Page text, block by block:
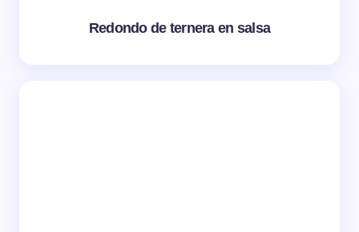
Redondo de ternera en salsa